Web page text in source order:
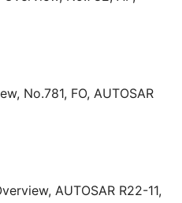
No.781, FO, AUTOSAR
AUTOSAR R22-11,